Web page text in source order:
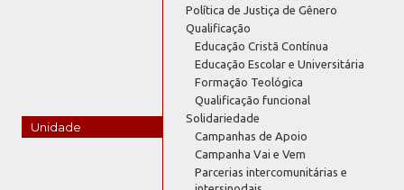
Unidade
Política de Justiça de Gênero
Qualificação
Educação Cristã Contínua
Educação Escolar e Universitária
Formação Teológica
Qualificação funcional
Solidariedade
Campanhas de Apoio
Campanha Vai e Vem
Parcerias intercomunitárias e